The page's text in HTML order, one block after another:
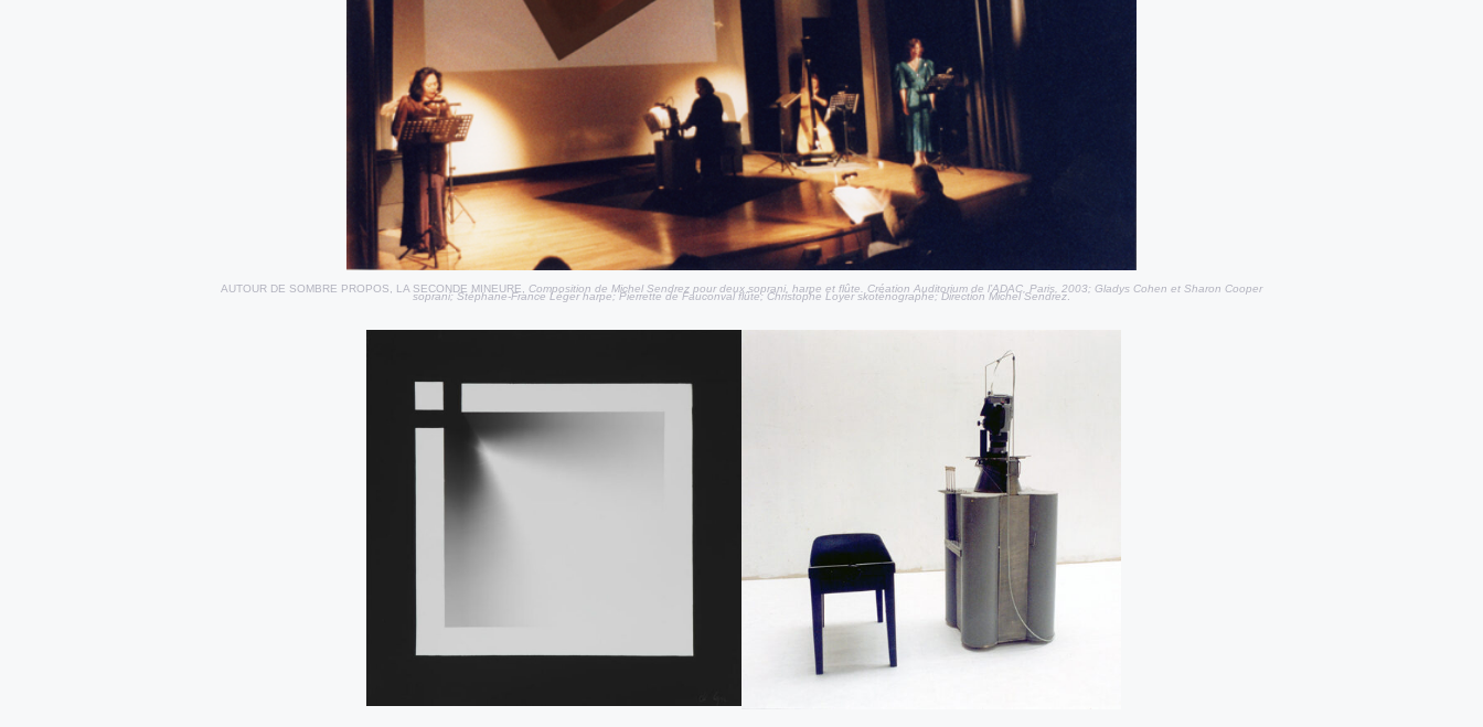
AUTOUR DE SOMBRE PROPOS, LA SECONDE MINEURE, Composition de Michel Sendrez pour deux soprani, harpe et flûte. Création Auditorium de l’ADAC, Paris, 2003; Gladys Cohen et Sharon Cooper
soprani; Stéphane-France Léger harpe; Pierrette de Fauconval flûte; Christophe Loyer skoténographe; Direction Michel Sendrez.